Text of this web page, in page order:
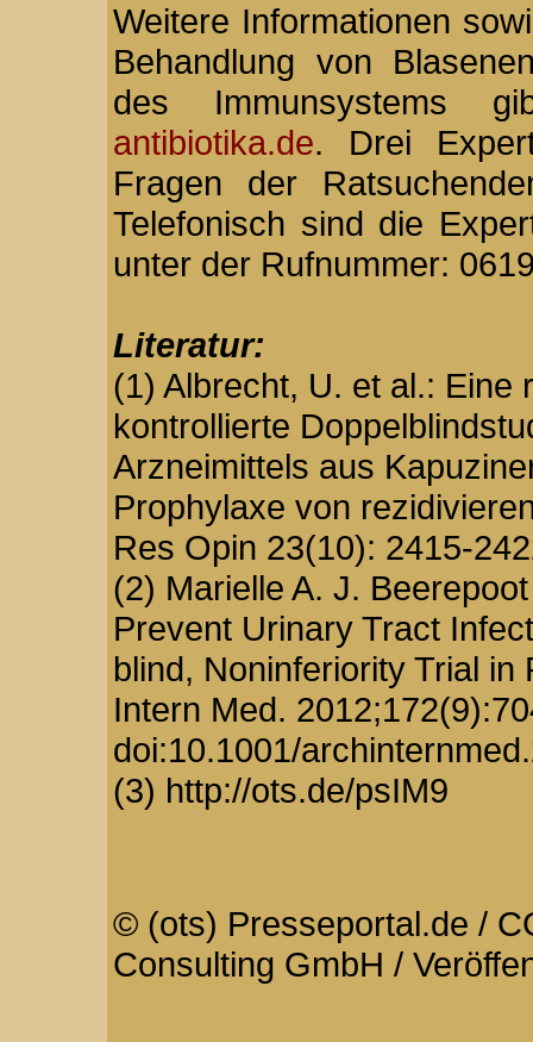
Weitere Informationen
Behandlung von
des
antibiotika.de. Drei
Fragen der
Telefonisch sind die
unter der Rufnummer:
Literatur:
(1) Albrecht, U. et al.: Eine
kontrollierte
Arzneimittels aus
Prophylaxe von
Res Opin 23(10): 2415-
(2) Marielle A. J.
Prevent Urinary Tract
blind, Noninferiority Trial
Intern Med.
doi:10.1001/
(3) http://ots.de/psIM9
© (ots) Presseportal.de /
Consulting GmbH /